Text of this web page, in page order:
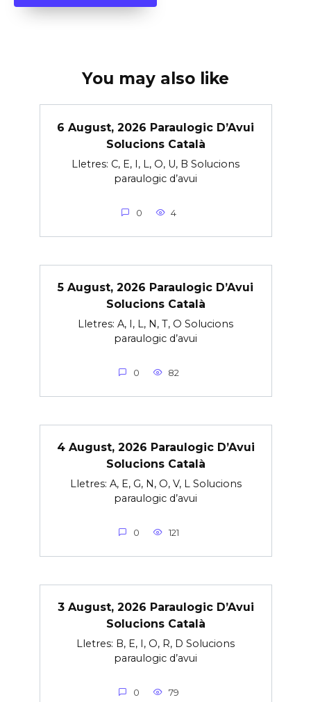
You may also like
6 August, 2026 Paraulogic D’Avui
Solucions Català
Lletres: C, E, I, L, O, U, B Solucions
paraulogic d’avui
0 4
5 August, 2026 Paraulogic D’Avui
Solucions Català
Lletres: A, I, L, N, T, O Solucions
paraulogic d’avui
0 82
4 August, 2026 Paraulogic D’Avui
Solucions Català
Lletres: A, E, G, N, O, V, L Solucions
paraulogic d’avui
0 121
3 August, 2026 Paraulogic D’Avui
Solucions Català
Lletres: B, E, I, O, R, D Solucions
paraulogic d’avui
0 79